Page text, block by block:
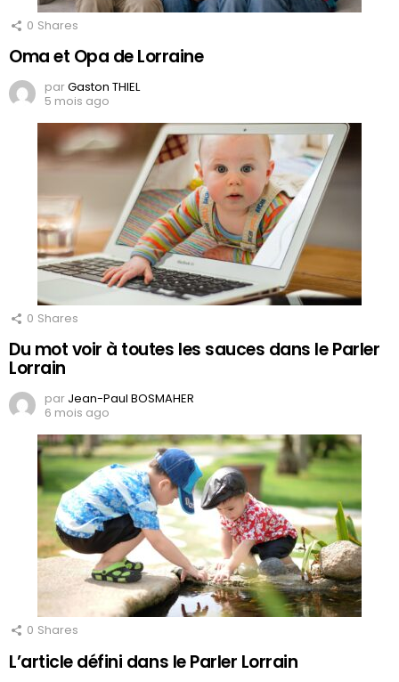
0 Shares
Oma et Opa de Lorraine
parGaston THIEL
5 mois ago
0 Shares
Du mot voir à toutes les sauces dans le Parler
Lorrain
par Jean-Paul BOSMAHER
6 mois ago
0 Shares
L’article défini dans le Parler Lorrain